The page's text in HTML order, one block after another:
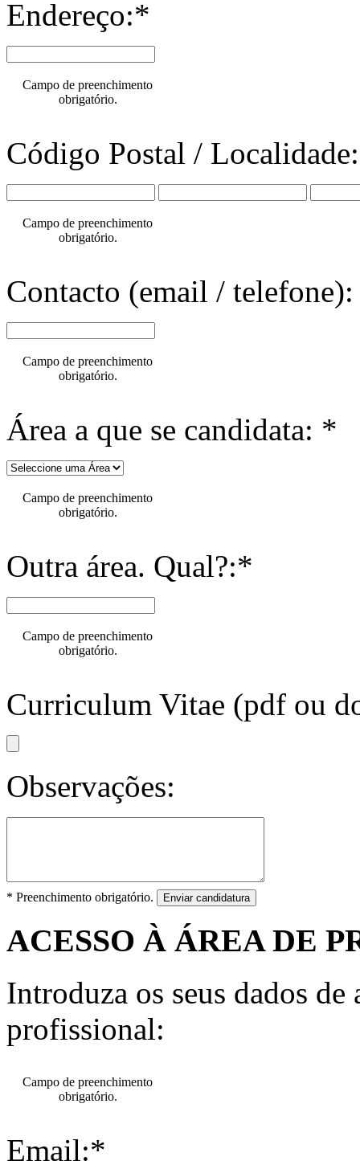
Endereço:*
Campo de preenchimento
obrigatório.
Código Postal /
Campo de preenchimento
obrigatório.
Contacto (email /
Campo de preenchimento
obrigatório.
Área a que se candidata: *
Campo de preenchimento
obrigatório.
Outra área. Qual?:*
Campo de preenchimento
obrigatório.
Curriculum Vitae (pdf ou
Observações:
* Preenchimento obrigatório. Enviar candidatura
ACESSO À ÁREA DE
Introduza os seus dados de
profissional:
Campo de preenchimento
obrigatório.
Email:*